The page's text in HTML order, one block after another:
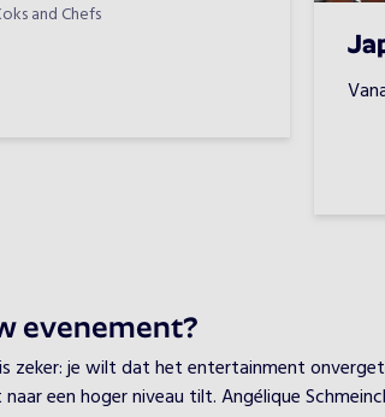
and Chefs
evenement?
je wilt dat het entertainment
een hoger niveau tilt. Angélique